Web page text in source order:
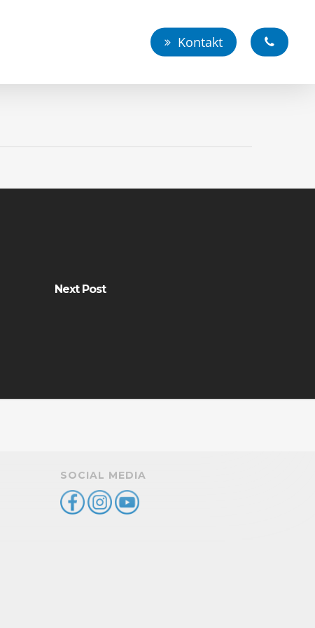
Kontakt
Next Post
SOCIAL MEDIA